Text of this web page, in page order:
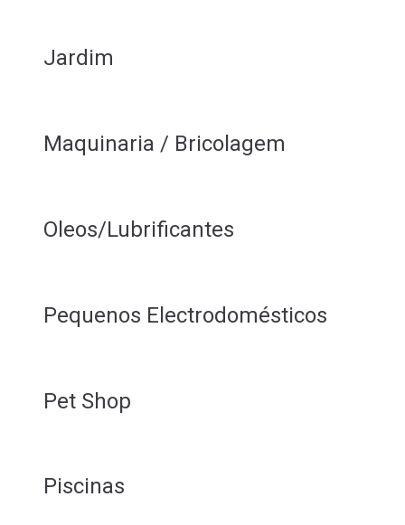
Jardim
Maquinaria / Bricolagem
Oleos/Lubrificantes
Pequenos Electrodomésticos
Pet Shop
Piscinas